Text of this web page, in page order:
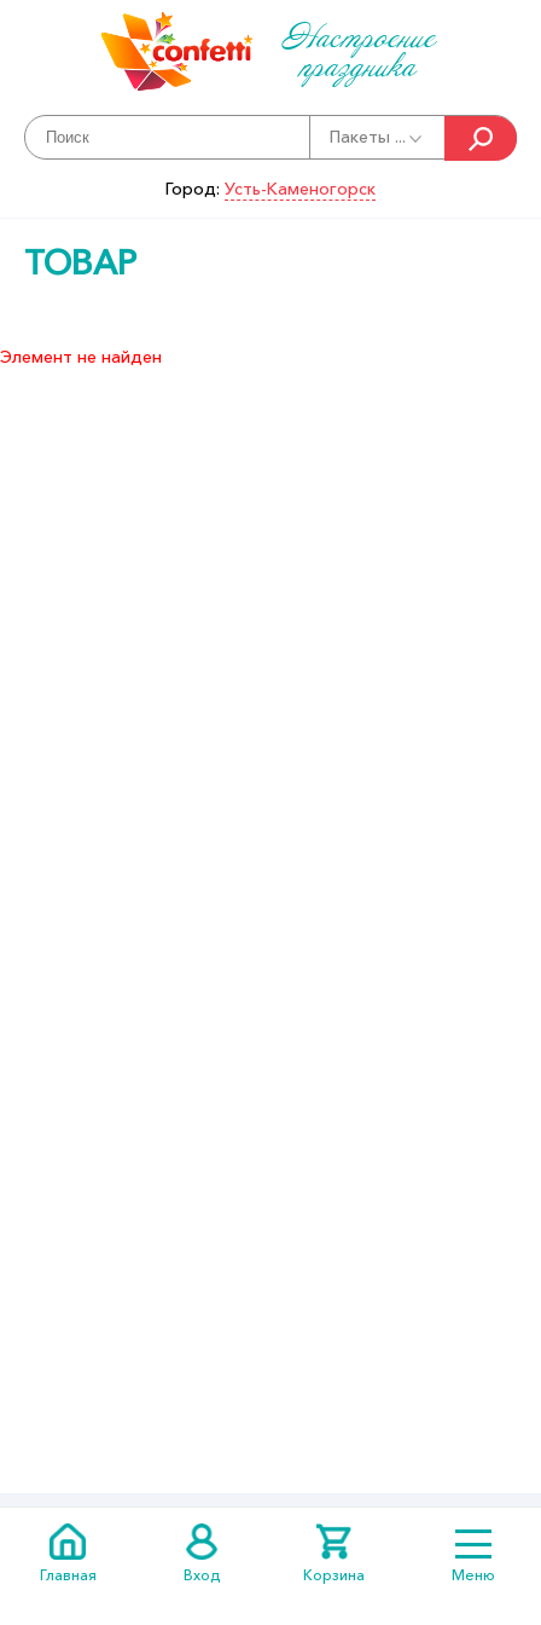
Настроение
праздника
Пакеты ...
Город: Усть-Каменогорск
ТОВАР
Элемент не найден
301 05 14
Главная Вход Корзина Меню